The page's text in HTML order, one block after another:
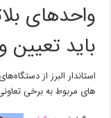
واحدهای
باید
استاندار البرز از
های مربوط به برخی